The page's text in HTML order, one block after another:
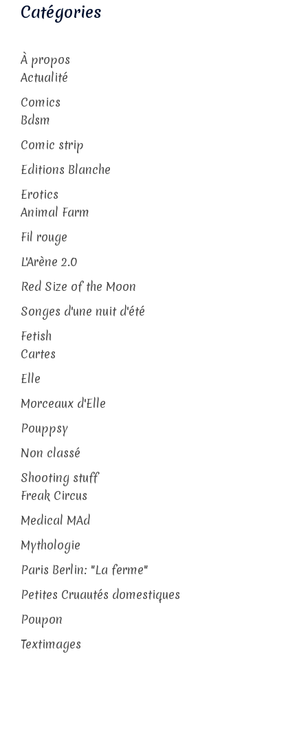
Catégories
À propos
Actualité
Comics
Bdsm
Comic strip
Editions Blanche
Erotics
Animal Farm
Fil rouge
L'Arène 2.0
Red Size of the Moon
Songes d'une nuit d'été
Fetish
Cartes
Elle
Morceaux d'Elle
Pouppsy
Non classé
Shooting stuff
Freak Circus
Medical MAd
Mythologie
Paris Berlin: "La ferme"
Petites Cruautés domestiques
Poupon
Textimages